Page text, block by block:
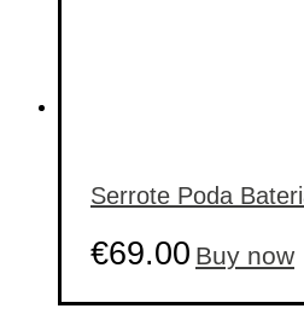
Serrote Poda
€69.00 Buy now